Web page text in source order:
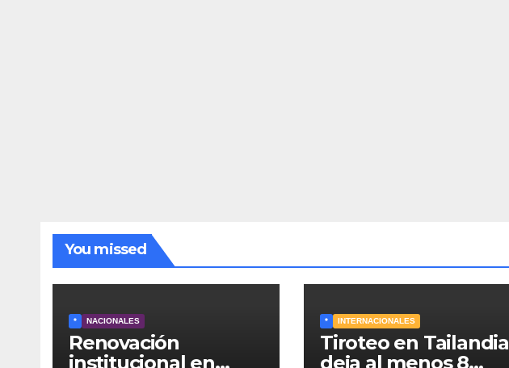
You missed
* NACIONALES
Renovación
institucional en
* INTERNACIONALES
Tiroteo en Tailandia
deja al menos 8